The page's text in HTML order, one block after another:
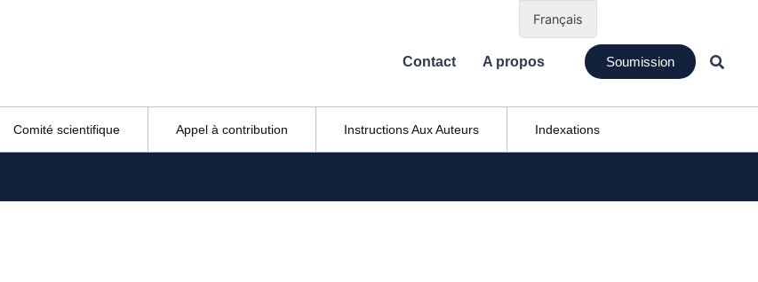
Contact A propos Soumission
Comité scientifique Appel à contribution Instructions Aux Auteurs Indexations
Français